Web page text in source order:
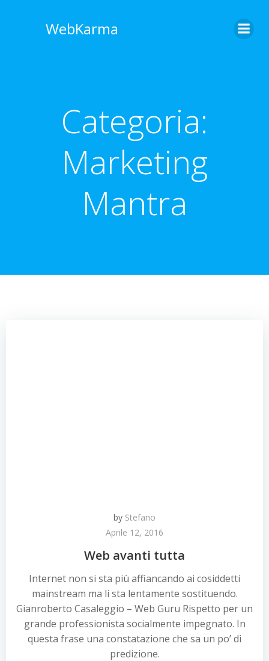
WebKarma
Categoria:
Marketing
Mantra
by Stefano
Aprile 12, 2016
Web avanti tutta
Internet non si sta più affiancando ai cosiddetti
mainstream ma li sta lentamente sostituendo.
Gianroberto Casaleggio – Web Guru Rispetto per un
grande professionista socialmente impegnato. In
questa frase una constatazione che sa un po’ di
predizione.